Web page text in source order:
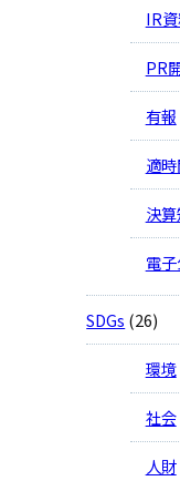
IR
PR
有報
適
決
電
SDGs (26)
環境
社会
人財